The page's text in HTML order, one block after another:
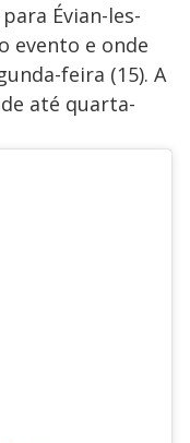
Évian-les-
evento e onde
feira (15). A
até quarta-